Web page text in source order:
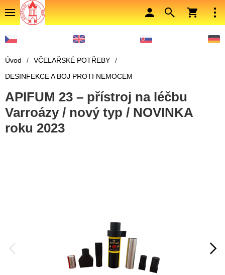
Úvod / VČELAŘSKÉ POTŘEBY
/
DESINFEKCE A BOJ PROTI NEMOCEM
APIFUM 23 – přístroj na léčbu
Varroázy / nový typ / NOVINKA
roku 2023